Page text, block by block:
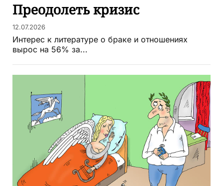
Преодолеть кризис
12.07.2026
Интерес к литературе о браке и отношениях
вырос на 56% за...